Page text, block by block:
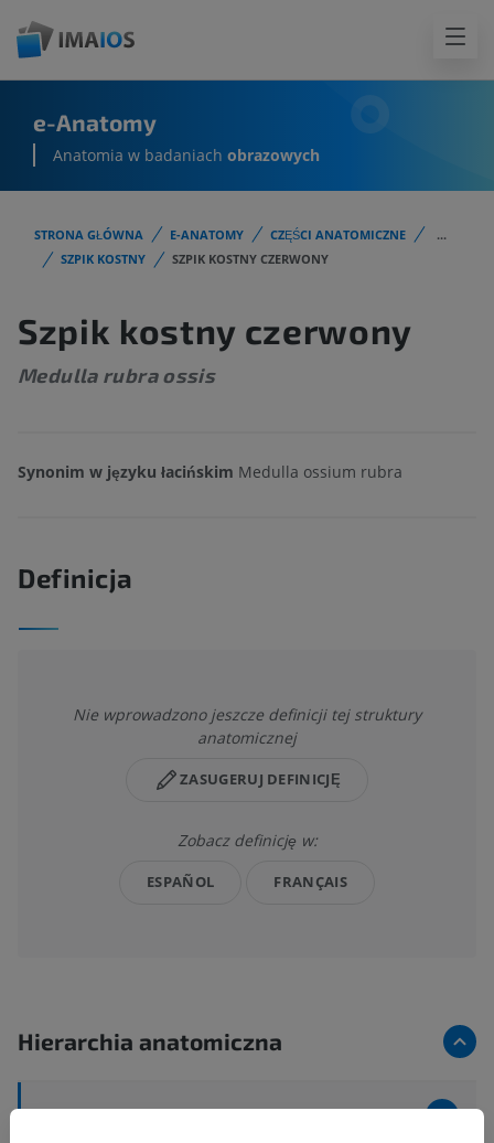
e-Anatomy
Anatomia w badaniach obrazowych
STRONA GŁÓWNA E-ANATOMY CZĘŚCI ANATOMICZNE
...
SZPIK KOSTNY
SZPIK KOSTNY CZERWONY
Szpik kostny czerwony
Medulla rubra ossis
Synonim w języku łacińskim Medulla ossium rubra
Definicja
Nie wprowadzono jeszcze definicji tej struktury
anatomicznej
ZASUGERUJ DEFINICJĘ
Zobacz definicję w:
ESPAÑOL FRANÇAIS
Hierarchia anatomiczna
Anatomia człowieka 2